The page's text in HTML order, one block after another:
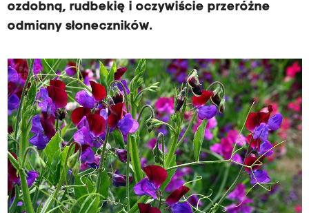
ozdobną, rudbekię i oczywiście przeróżne
odmiany słoneczników.